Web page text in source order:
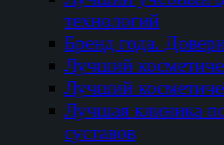
технологий
Бренд года.
Лучший
Лучший
Лучшая клиника
суставов